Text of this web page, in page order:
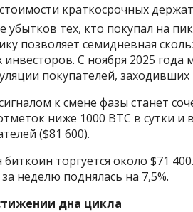
краткосрочных
убытков тех, кто покупал на
позволяет семидневная
С ноября 2025
покупателей,
к смене фазы станет
ниже 1000 BTC в сутки
($81 600).
торгуется около $71
неделю поднялась на 7,5%.
дна цикла